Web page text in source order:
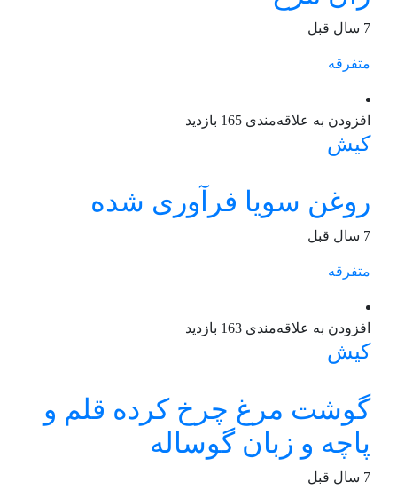
7 سال قبل
متفرقه
افزودن به علاقه‌مندی 165 بازدید
کیش
روغن سویا فرآوری شده
7 سال قبل
متفرقه
افزودن به علاقه‌مندی 163 بازدید
کیش
گوشت مرغ چرخ کرده قلم و
پاچه و زبان گوساله
7 سال قبل